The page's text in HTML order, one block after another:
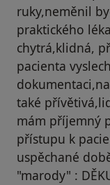
ruky,neměnil
praktického
chytrá,klidná,
pacienta
také
mám příjemný
přístupu k
uspěchané
"marody" :